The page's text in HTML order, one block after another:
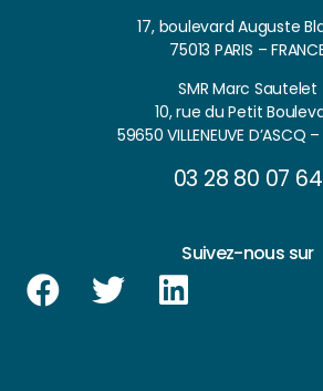
17, boulevard Auguste
75013 PARIS –
SMR Marc Sautelet
10, rue du Petit
59650 VILLENEUVE D’ASCQ –
03 28 80 07 64
Suivez-nous sur